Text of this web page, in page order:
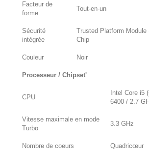
Facteur de
forme
Tout-en-un
Sécurité
intégrée
Trusted Platform
Chip
Couleur Noir
Processeur / Chipset'
CPU
Intel Core i5
6400 / 2.7
Vitesse maximale en mode
Turbo
3.3 GHz
Nombre de coeurs Quadricœur